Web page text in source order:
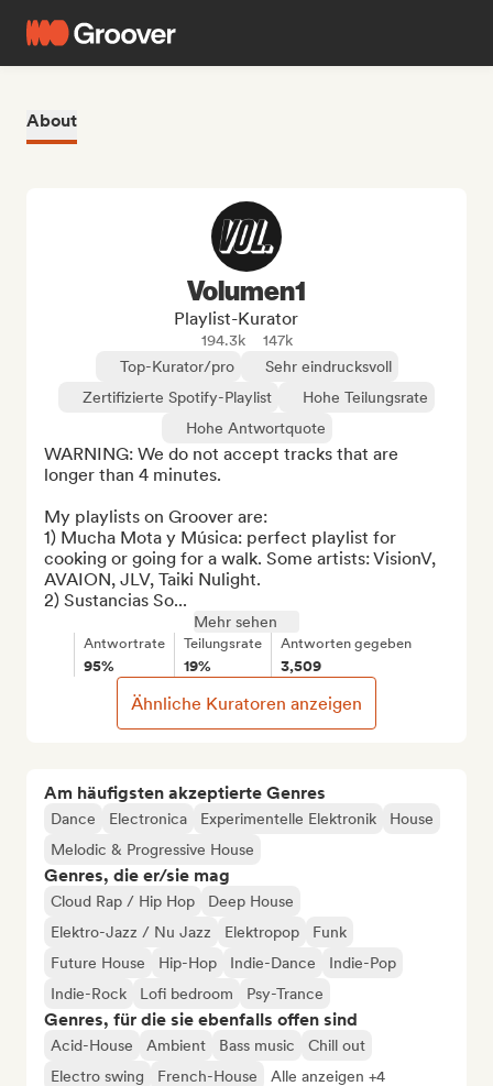
About
Am häufigsten akzeptierte Genres
Dance Electronica Experimentelle Elektronik
House
Melodic & Progressive House
Genres, die er/sie mag
Cloud Rap / Hip Hop
Deep House
Elektro-Jazz / Nu Jazz
Elektropop
Funk
Future House
Hip-Hop Indie-Dance
Indie-Pop
Indie-Rock
Lofi bedroom Psy-Trance
Genres, für die sie ebenfalls offen sind
Acid-House Ambient Bass music
Chill out
Electro swing
French-House Alle anzeigen +4
Volumen1
Playlist-Kurator
194.3k
147k
Top-Kurator/pro
Sehr eindrucksvoll
Zertifizierte Spotify-Playlist
Hohe Teilungsrate
Hohe Antwortquote
WARNING: We do not accept tracks that are
longer than 4 minutes.
My playlists on Groover are:
1) Mucha Mota y Música: perfect playlist for
cooking or going for a walk. Some artists: VisionV,
AVAION, JLV, Taiki Nulight.
2) Sustancias So...
Mehr sehen
Antwortrate
95%
Teilungsrate
19%
Antworten gegeben
3,509
Ähnliche Kuratoren anzeigen